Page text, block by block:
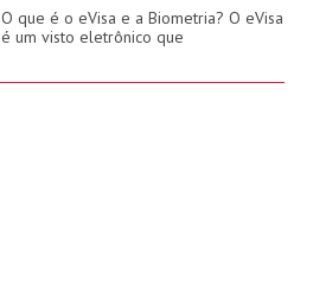
O que é o eVisa e a Biometria? O eVisa
é um visto eletrônico que